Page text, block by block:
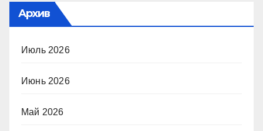
Архив
Июль 2026
Июнь 2026
Май 2026